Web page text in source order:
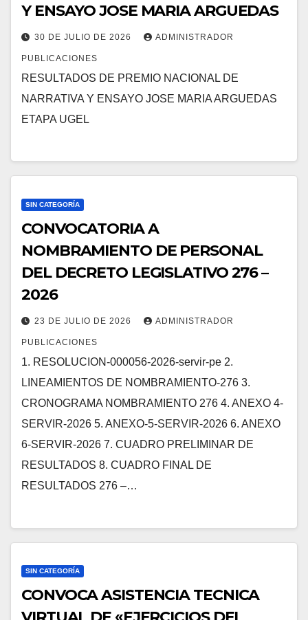
Y ENSAYO JOSE MARIA ARGUEDAS
30 DE JULIO DE 2026 ADMINISTRADOR
PUBLICACIONES
RESULTADOS DE PREMIO NACIONAL DE
NARRATIVA Y ENSAYO JOSE MARIA ARGUEDAS
ETAPA UGEL
SIN CATEGORÍA
CONVOCATORIA A
NOMBRAMIENTO DE PERSONAL
DEL DECRETO LEGISLATIVO 276 –
2026
23 DE JULIO DE 2026 ADMINISTRADOR
PUBLICACIONES
1. RESOLUCION-000056-2026-servir-pe 2.
LINEAMIENTOS DE NOMBRAMIENTO-276 3.
CRONOGRAMA NOMBRAMIENTO 276 4. ANEXO 4-
SERVIR-2026 5. ANEXO-5-SERVIR-2026 6. ANEXO
6-SERVIR-2026 7. CUADRO PRELIMINAR DE
RESULTADOS 8. CUADRO FINAL DE
RESULTADOS 276 –…
SIN CATEGORÍA
CONVOCA ASISTENCIA TECNICA